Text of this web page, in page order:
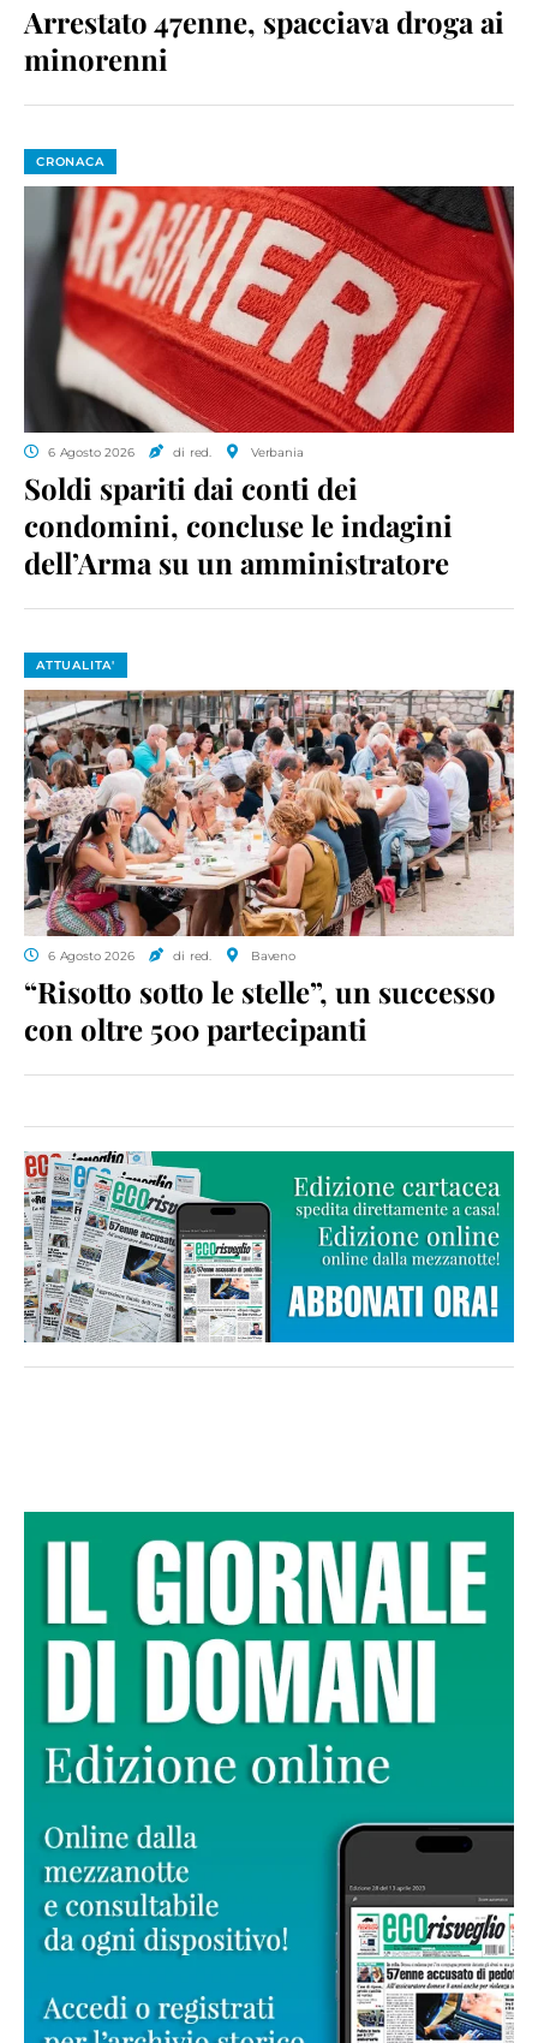
Arrestato 47enne, spacciava droga ai
minorenni
CRONACA
6 Agosto 2026 di red. Verbania
Soldi spariti dai conti dei
condomini, concluse le indagini
dell’Arma su un amministratore
ATTUALITA'
6 Agosto 2026 di red. Baveno
“Risotto sotto le stelle”, un successo
con oltre 500 partecipanti